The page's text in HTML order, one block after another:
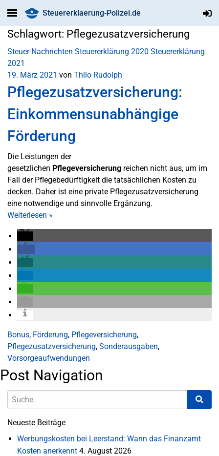
Steuererklaerung-Polizei.de
Schlagwort: Pflegezusatzversicherung
Steuer-Nachrichten Steuererklärung 2020 Steuererklärung
2021
19. März 2021 von Thilo Rudolph
Pflegezusatzversicherung:
Einkommensunabhängige
Förderung
Die Leistungen der
gesetzlichen Pflegeversicherung reichen nicht aus, um im
Fall der Pflegebedürftigkeit die tatsächlichen Kosten zu
decken. Daher ist eine private Pflegezusatzversicherung
eine notwendige und sinnvolle Ergänzung.
Weiterlesen »
Bonus, Förderung, Pflegeversicherung,
Pflegezusatzversicherung, Sonderausgaben,
Vorsorgeaufwendungen
Post Navigation
Neueste Beiträge
Werbungskosten bei Leerstand: Wann das Finanzamt
Kosten anerkennt 4. August 2026